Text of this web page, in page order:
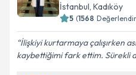
İstanbul, Kadıköy
5 (1568
İlişkiyi kurtarmaya çalışırken
kaybettiğimi fark ettim. Sürekli